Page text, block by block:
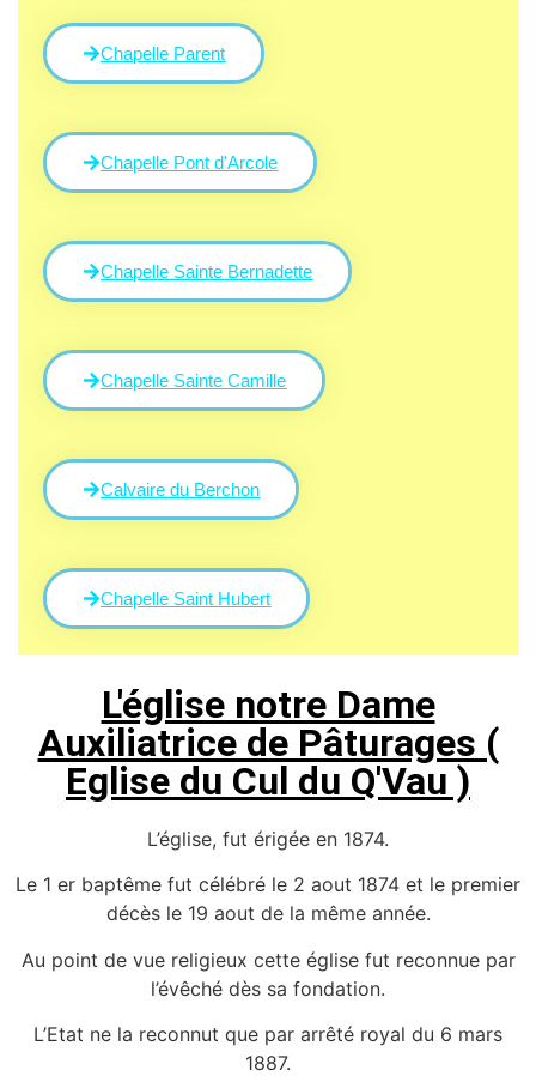
Chapelle Parent
Chapelle Pont d'Arcole
Chapelle Sainte Bernadette
Chapelle Sainte Camille
Calvaire du Berchon
Chapelle Saint Hubert
L'église notre Dame
Auxiliatrice de Pâturages (
Eglise du Cul du Q'Vau )
L’église, fut érigée en 1874.
Le 1 er baptême fut célébré le 2 aout 1874 et le premier
décès le 19 aout de la même année.
Au point de vue religieux cette église fut reconnue par
l’évêché dès sa fondation.
L’Etat ne la reconnut que par arrêté royal du 6 mars
1887.